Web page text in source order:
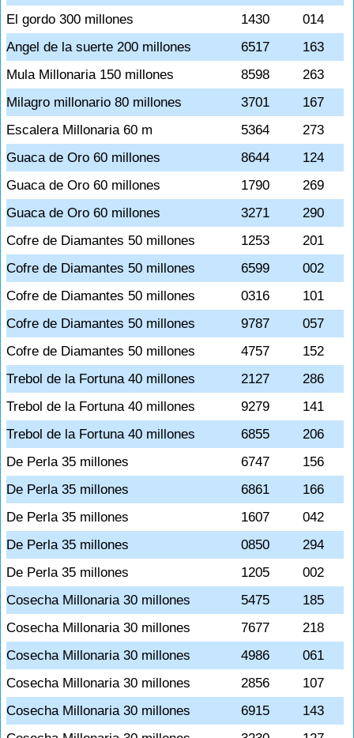
El gordo 300 millones
1430
014
Angel de la suerte 200 millones
6517
163
Mula Millonaria 150 millones
8598
263
Milagro millonario 80 millones
3701
167
Escalera Millonaria 60 m
5364
273
Guaca de Oro 60 millones
8644
124
Guaca de Oro 60 millones
1790
269
Guaca de Oro 60 millones
3271
290
Cofre de Diamantes 50 millones
1253
201
Cofre de Diamantes 50 millones
6599
002
Cofre de Diamantes 50 millones
0316
101
Cofre de Diamantes 50 millones
9787
057
Cofre de Diamantes 50 millones
4757
152
Trebol de la Fortuna 40 millones
2127
286
Trebol de la Fortuna 40 millones
9279
141
Trebol de la Fortuna 40 millones
6855
206
De Perla 35 millones
6747
156
De Perla 35 millones
6861
166
De Perla 35 millones
1607
042
De Perla 35 millones
0850
294
De Perla 35 millones
1205
002
Cosecha Millonaria 30 millones
5475
185
Cosecha Millonaria 30 millones
7677
218
Cosecha Millonaria 30 millones
4986
061
Cosecha Millonaria 30 millones
2856
107
Cosecha Millonaria 30 millones
6915
143